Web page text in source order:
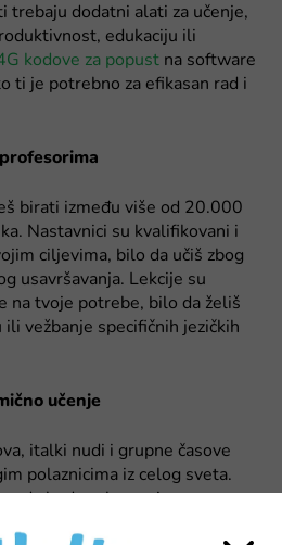
trebaju dodatni alati za učenje,
edukaciju ili
kodove za popust na software
ti je potrebno za efikasan rad i
birati između više od 20.000
Nastavnici su kvalifikovani i
ciljevima, bilo da učiš zbog
usavršavanja. Lekcije su
na tvoje potrebe, bilo da želiš
vežbanje specifičnih jezičkih
učenje
italki nudi i grupne časove
polaznicima iz celog sveta.